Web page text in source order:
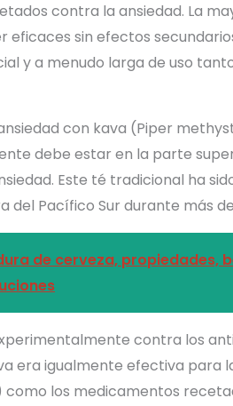
contra la ansiedad. La
eficaces sin efectos
y a menudo larga de uso
con kava (Piper
debe estar en la parte
Este té tradicional ha
del Pacífico Sur durante más
de cerveza, propiedades,
contra los
era igualmente efectiva para
los medicamentos